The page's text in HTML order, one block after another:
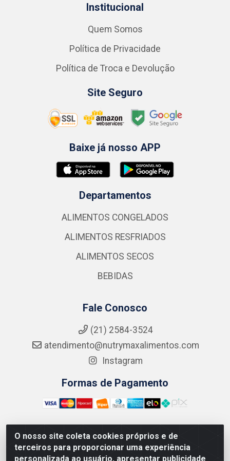
O nosso site coleta cookies próprios e de
terceiros para proporcionar uma experiência
personalizada ao usuário, apresentar publicidade
Institucional
Quem Somos
Política de Privacidade
Política de Troca e Devolução
Site Seguro
Baixe já nosso APP
Departamentos
ALIMENTOS CONGELADOS
ALIMENTOS RESFRIADOS
ALIMENTOS SECOS
BEBIDAS
Fale Conosco
(21) 2584-3524
atendimento@nutrymaxalimentos.com
Instagram
Formas de Pagamento
NUTRY MAX COMÉRCIO DE PRODUTOS ALIMENTICIOS
LTDA - RUA DO FEIJÃO, 721 PENHA CIRCULAR/RJ -